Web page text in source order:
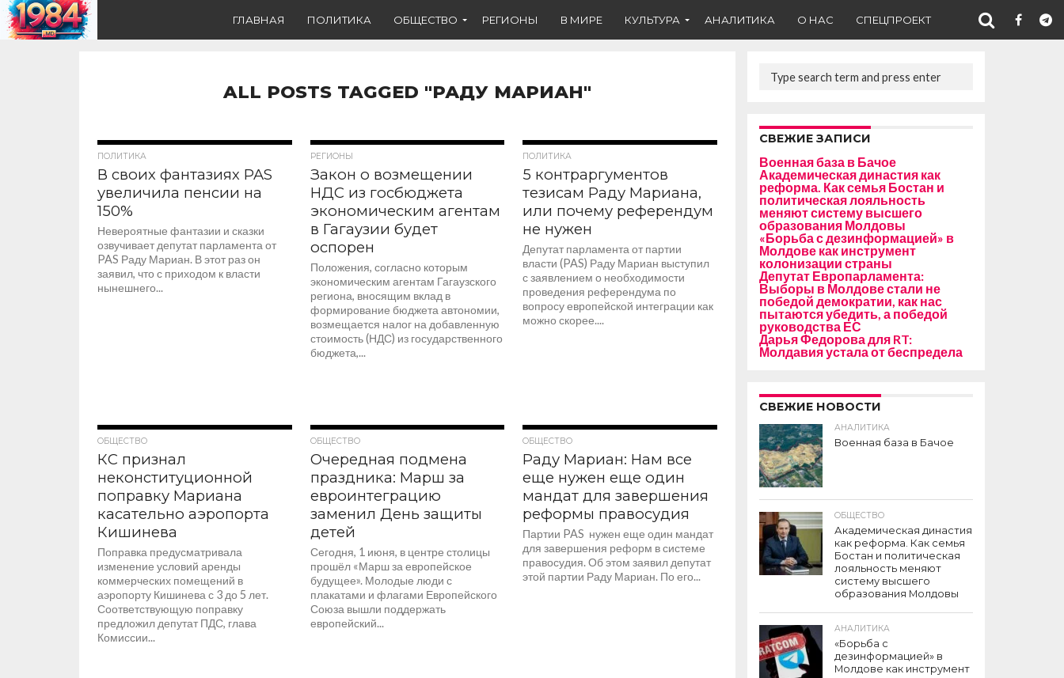
ГЛАВНАЯ ПОЛИТИКА ОБЩЕСТВО РЕГИОНЫ В МИРЕ КУЛЬТУРА АНАЛИТИКА О НАС СПЕЦПРОЕКТ
ALL POSTS TAGGED "РАДУ МАРИАН"
ПОЛИТИКА
В своих фантазиях PAS
увеличила пенсии на
150%
Невероятные фантазии и сказки
озвучивает депутат парламента от
PAS Раду Мариан. В этот раз он
заявил, что с приходом к власти
нынешнего...
РЕГИОНЫ
Закон о возмещении
НДС из госбюджета
экономическим агентам
в Гагаузии будет
оспорен
Положения, согласно которым
экономическим агентам Гагаузского
региона, вносящим вклад в
формирование бюджета автономии,
возмещается налог на добавленную
стоимость (НДС) из государственного
бюджета,...
ПОЛИТИКА
5 контраргументов
тезисам Раду Мариана,
или почему референдум
не нужен
Депутат парламента от партии
власти (PAS) Раду Мариан выступил
с заявлением о необходимости
проведения референдума по
вопросу европейской интеграции как
можно скорее....
ОБЩЕСТВО
КС признал
неконституционной
поправку Мариана
касательно аэропорта
Кишинева
Поправка предусматривала
изменение условий аренды
коммерческих помещений в
аэропорту Кишинева с 3 до 5 лет.
Соответствующую поправку
предложил депутат ПДС, глава
Комиссии...
ОБЩЕСТВО
Очередная подмена
праздника: Марш за
евроинтеграцию
заменил День защиты
детей
Сегодня, 1 июня, в центре столицы
прошёл «Марш за европейское
будущее». Молодые люди с
плакатами и флагами Европейского
Союза вышли поддержать
европейский...
ОБЩЕСТВО
Раду Мариан: Нам все
еще нужен еще один
мандат для завершения
реформы правосудия
Партии PAS нужен еще один мандат
для завершения реформ в системе
правосудия. Об этом заявил депутат
этой партии Раду Мариан. По его...
СВЕЖИЕ ЗАПИСИ
Военная база в Бачое
Академическая династия как
реформа. Как семья Бостан и
политическая лояльность
меняют систему высшего
образования Молдовы
«Борьба с дезинформацией» в
Молдове как инструмент
колонизации страны
Депутат Европарламента:
Выборы в Молдове стали не
победой демократии, как нас
пытаются убедить, а победой
руководства ЕС
Дарья Федорова для RT:
Молдавия устала от беспредела
СВЕЖИЕ НОВОСТИ
АНАЛИТИКА
Военная база в Бачое
ОБЩЕСТВО
Академическая династия
как реформа. Как семья
Бостан и политическая
лояльность меняют
систему высшего
образования Молдовы
АНАЛИТИКА
«Борьба с
дезинформацией» в
Молдове как инструмент